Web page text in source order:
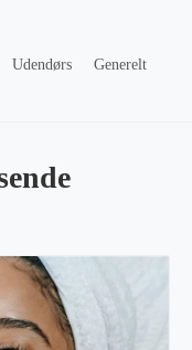
Udendørs
Generelt